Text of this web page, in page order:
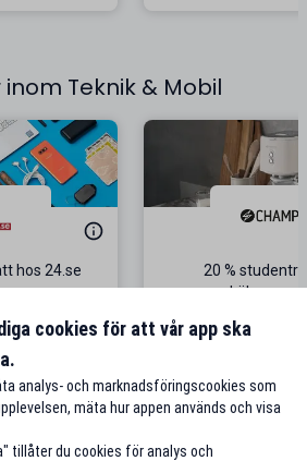
Teknik & Mobil
hos 24.se
20 %
cookies för att vår app ska
analys- och marknadsföringscookies som
mäta hur appen används och visa
tillåter du cookies för analys och